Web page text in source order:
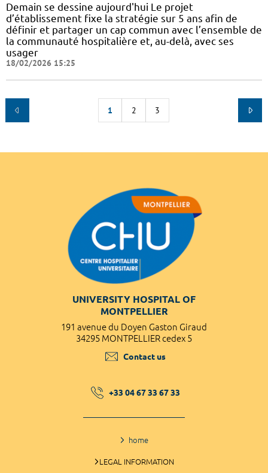
Demain se dessine aujourd'hui Le projet
d’établissement fixe la stratégie sur 5 ans afin de
définir et partager un cap commun avec l’ensemble de
la communauté hospitalière et, au-delà, avec ses
usager
18/02/2026 15:25
1 2 3
UNIVERSITY HOSPITAL OF
MONTPELLIER
191 avenue du Doyen Gaston Giraud
34295 MONTPELLIER cedex 5
Contact us
+33 04 67 33 67 33
home
LEGAL INFORMATION